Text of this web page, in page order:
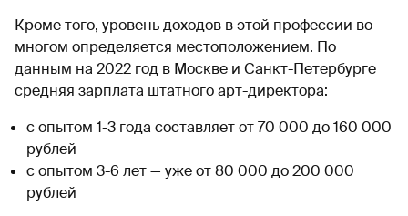
Кроме того, уровень доходов в этой профессии во
многом определяется местоположением. По
данным на 2022 год в Москве и Санкт-Петербурге
средняя зарплата штатного арт-директора:
с опытом 1-3 года составляет от 70 000 до 160 000
рублей
с опытом 3-6 лет — уже от 80 000 до 200 000
рублей